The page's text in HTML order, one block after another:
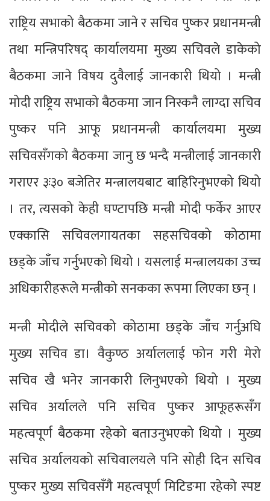
राष्ट्रिय सभाको बैठकमा जाने र सचिव पुष्कर प्रधानमन्त्री
तथा मन्त्रिपरिषद् कार्यालयमा मुख्य सचिवले डाकेको
बैठकमा जाने विषय दुवैलाई जानकारी थियो । मन्त्री
मोदी राष्ट्रिय सभाको बैठकमा जान निस्कनै लाग्दा सचिव
पुष्कर पनि आफू प्रधानमन्त्री कार्यालयमा मुख्य
सचिवसँगको बैठकमा जानु छ भन्दै मन्त्रीलाई जानकारी
गराएर ३ः३० बजेतिर मन्त्रालयबाट बाहिरिनुभएको थियो
। तर, त्यसको केही घण्टापछि मन्त्री मोदी फर्केर आएर
एक्कासि सचिवलगायतका सहसचिवको कोठामा
छड्के जाँच गर्नुभएको थियो । यसलाई मन्त्रालयका उच्च
अधिकारीहरूले मन्त्रीको सनकका रूपमा लिएका छन् ।
मन्त्री मोदीले सचिवको कोठामा छड्के जाँच गर्नुअघि
मुख्य सचिव डा। वैकुण्ठ अर्याललाई फोन गरी मेरो
सचिव खै भनेर जानकारी लिनुभएको थियो । मुख्य
सचिव अर्यालले पनि सचिव पुष्कर आफूहरूसँग
महत्वपूर्ण बैठकमा रहेको बताउनुभएको थियो । मुख्य
सचिव अर्यालयको सचिवालयले पनि सोही दिन सचिव
पुष्कर मुख्य सचिवसँगै महत्वपूर्ण मिटिङमा रहेको स्पष्ट